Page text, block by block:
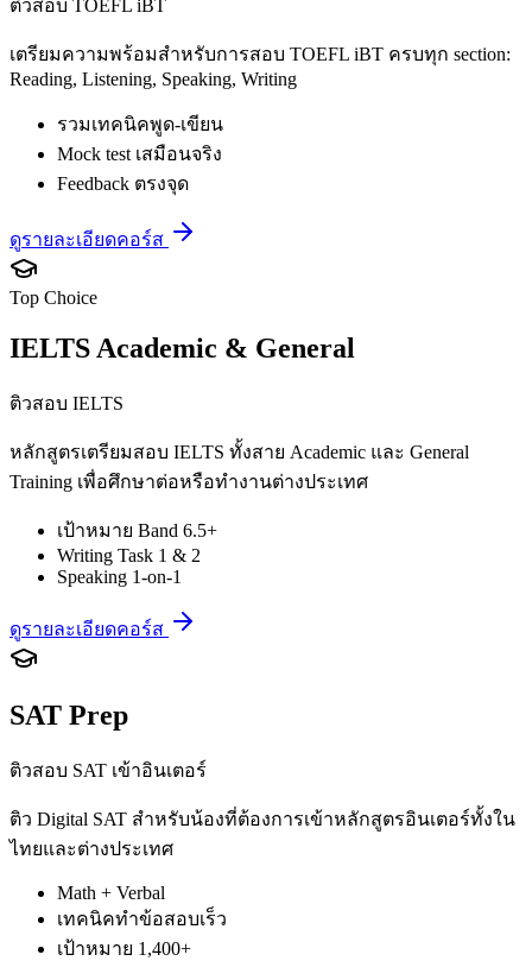
ติวสอบ TOEFL iBT
เตรียมความพร้อมสำหรับการสอบ TOEFL iBT ครบทุก section:
Reading, Listening, Speaking, Writing
รวมเทคนิคพูด-เขียน
Mock test เสมือนจริง
Feedback ตรงจุด
ดูรายละเอียดคอร์ส
Top Choice
IELTS Academic & General
ติวสอบ IELTS
หลักสูตรเตรียมสอบ IELTS ทั้งสาย Academic และ General
Training เพื่อศึกษาต่อหรือทำงานต่างประเทศ
เป้าหมาย Band 6.5+
Writing Task 1 & 2
Speaking 1-on-1
ดูรายละเอียดคอร์ส
SAT Prep
ติวสอบ SAT เข้าอินเตอร์
ติว Digital SAT สำหรับน้องที่ต้องการเข้าหลักสูตรอินเตอร์ทั้งใน
ไทยและต่างประเทศ
Math + Verbal
เทคนิคทำข้อสอบเร็ว
เป้าหมาย 1,400+